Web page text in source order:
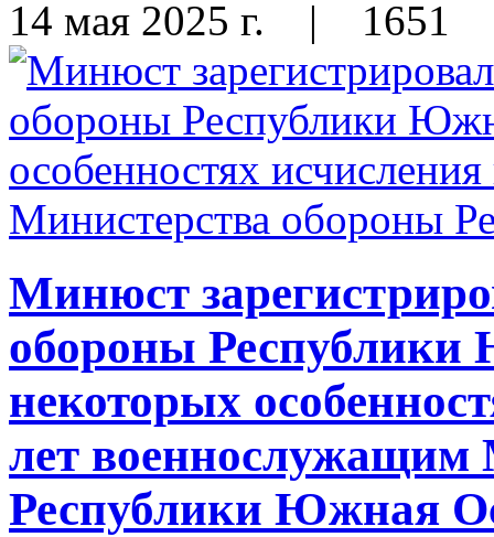
14 мая 2025 г. | 1651
Минюст
обороны
некоторых
лет военнослужащим
Республики Южная